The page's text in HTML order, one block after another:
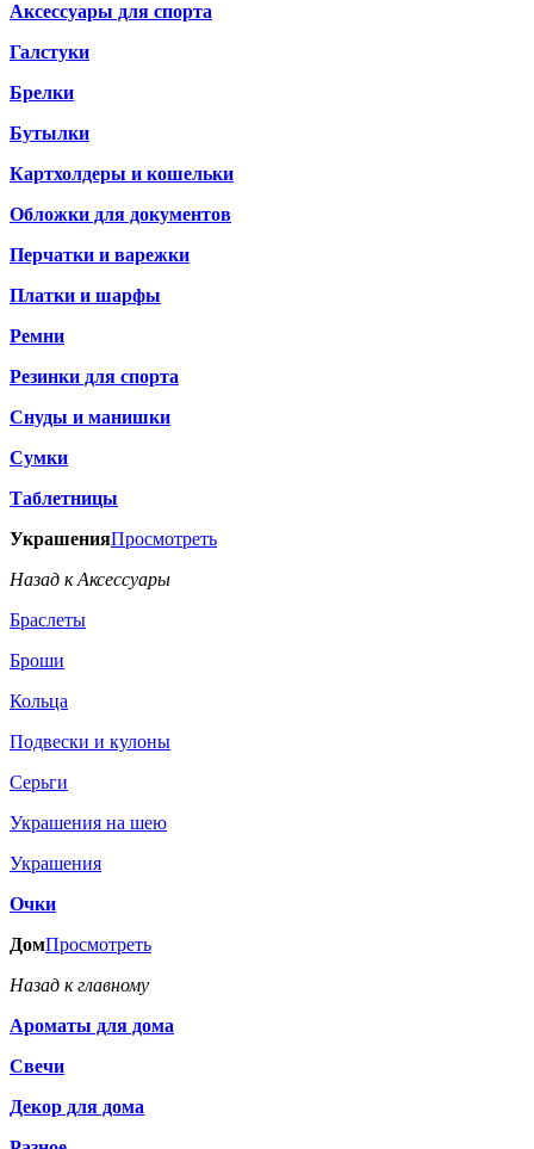
Аксессуары для спорта
Галстуки
Брелки
Бутылки
Картхолдеры и кошельки
Обложки для документов
Перчатки и варежки
Платки и шарфы
Ремни
Резинки для спорта
Снуды и манишки
Сумки
Таблетницы
УкрашенияПросмотреть
Назад к Аксессуары
Браслеты
Броши
Кольца
Подвески и кулоны
Серьги
Украшения на шею
Украшения
Очки
ДомПросмотреть
Назад к главному
Ароматы для дома
Свечи
Декор для дома